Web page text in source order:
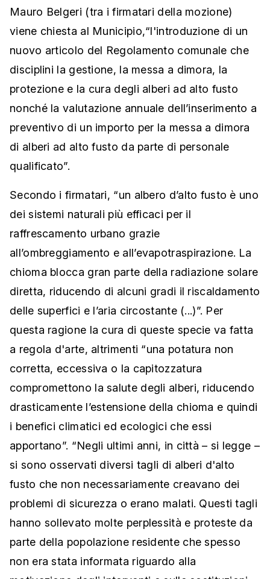
Mauro Belgeri (tra i firmatari della mozione)
viene chiesta al Municipio,“l'introduzione di un
nuovo articolo del Regolamento comunale che
disciplini la gestione, la messa a dimora, la
protezione e la cura degli alberi ad alto fusto
nonché la valutazione annuale dell’inserimento a
preventivo di un importo per la messa a dimora
di alberi ad alto fusto da parte di personale
qualificato”.
Secondo i firmatari, “un albero d’alto fusto è uno
dei sistemi naturali più efficaci per il
raffrescamento urbano grazie
all’ombreggiamento e all’evapotraspirazione. La
chioma blocca gran parte della radiazione solare
diretta, riducendo di alcuni gradi il riscaldamento
delle superfici e l’aria circostante (...)”. Per
questa ragione la cura di queste specie va fatta
a regola d'arte, altrimenti “una potatura non
corretta, eccessiva o la capitozzatura
compromettono la salute degli alberi, riducendo
drasticamente l’estensione della chioma e quindi
i benefici climatici ed ecologici che essi
apportano”. “Negli ultimi anni, in città – si legge –
si sono osservati diversi tagli di alberi d'alto
fusto che non necessariamente creavano dei
problemi di sicurezza o erano malati. Questi tagli
hanno sollevato molte perplessità e proteste da
parte della popolazione residente che spesso
non era stata informata riguardo alla